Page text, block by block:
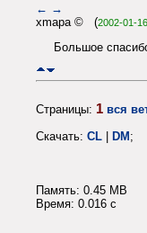
← →
xmapa © (2002-01-
Большое
Страницы: 1 вся
Скачать: CL | DM;
Память: 0.45 MB
Время: 0.016 c